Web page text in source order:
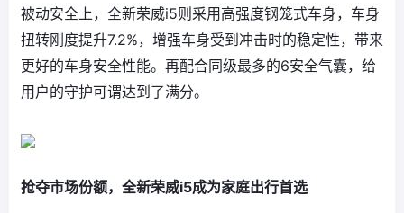
被动安全上，全新荣威i5则采用高强度钢笼式车身，车身
扭转刚度提升7.2%，增强车身受到冲击时的稳定性，带来
更好的车身安全性能。再配合同级最多的6安全气囊，给
用户的守护可谓达到了满分。
抢夺市场份额，全新荣威i5成为家庭出行首选